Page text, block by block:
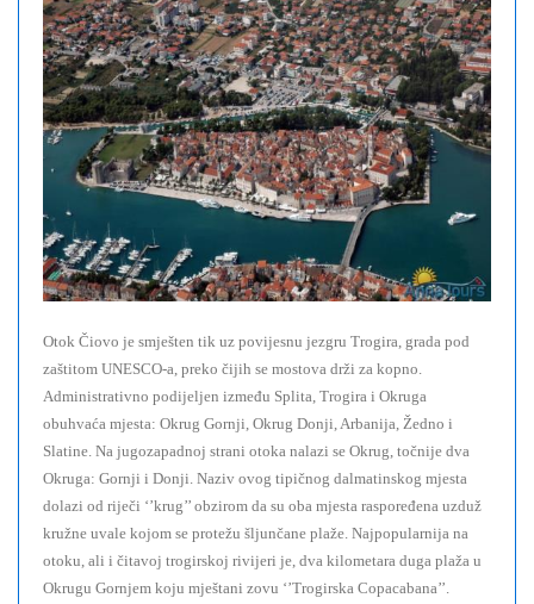
Otok Čiovo je smješten tik uz povijesnu jezgru Trogira, grada pod
zaštitom UNESCO-a, preko čijih se mostova drži za kopno.
Administrativno podijeljen između Splita, Trogira i Okruga
obuhvaća mjesta: Okrug Gornji, Okrug Donji, Arbanija, Žedno i
Slatine. Na jugozapadnoj strani otoka nalazi se Okrug, točnije dva
Okruga: Gornji i Donji. Naziv ovog tipičnog dalmatinskog mjesta
dolazi od riječi ‘’krug’’ obzirom da su oba mjesta raspoređena uzduž
kružne uvale kojom se protežu šljunčane plaže. Najpopularnija na
otoku, ali i čitavoj trogirskoj rivijeri je, dva kilometara duga plaža u
Okrugu Gornjem koju mještani zovu ‘’Trogirska Copacabana’’.